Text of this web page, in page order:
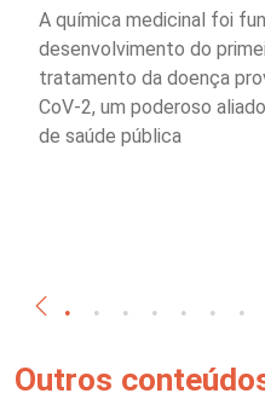
A química medicinal foi
desenvolvimento do
tratamento da doença
CoV-2, um poderoso
de saúde pública
Outros